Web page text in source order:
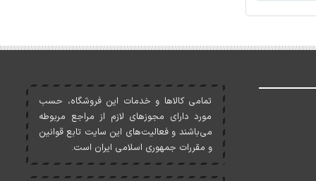
تمامی کالاها و خدمات اين فروشگاه، حسب
مورد دارای مجوزهای لازم از مراجع مربوطه
می‌باشند و فعاليت‌های اين سايت تابع قوانين
و مقررات جمهوری اسلامی ايران است.